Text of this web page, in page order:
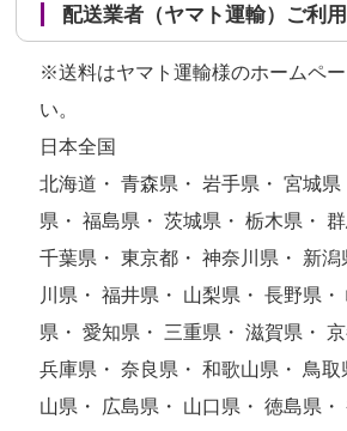
配送業者（ヤマト運輸）ご利
※送料はヤマト運輸様のホームペ
い。
日本全国
北海道・ 青森県・ 岩手県・ 宮城
県・ 福島県・ 茨城県・ 栃木県・
千葉県・ 東京都・ 神奈川県・ 新
川県・ 福井県・ 山梨県・ 長野県・
県・ 愛知県・ 三重県・ 滋賀県・
兵庫県・ 奈良県・ 和歌山県・ 鳥取
山県・ 広島県・ 山口県・ 徳島県